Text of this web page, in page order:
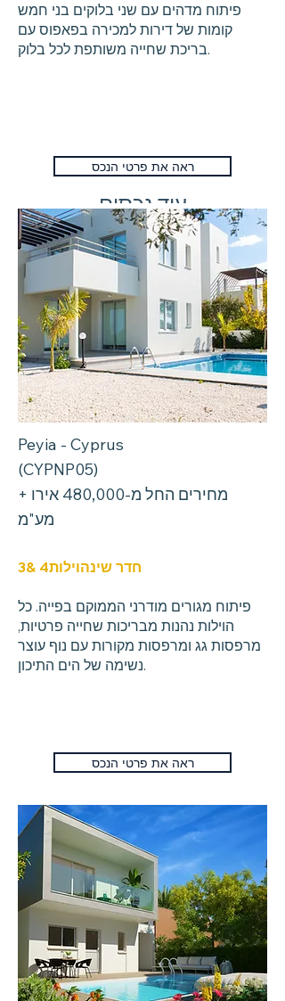
עוד נכסים
פיתוח מדהים עם שני בלוקים בני חמש
קומות של דירות למכירה בפאפוס עם
בריכת שחייה משותפת לכל בלוק.
ראה את פרטי הנכס
Peyia - Cyprus
(CYPNP05)
מחירים החל מ-480,000 אירו +
מע"מ
3& 4 חדר שינהוילות
פיתוח מגורים מודרני הממוקם בפייה. כל
הוילות נהנות מבריכות שחייה פרטיות,
מרפסות גג ומרפסות מקורות עם נוף עוצר
נשימה של הים התיכון.
ראה את פרטי הנכס